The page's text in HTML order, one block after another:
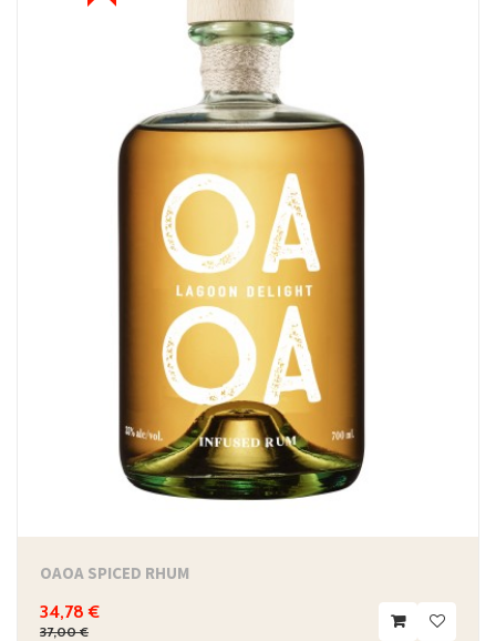
OAOA SPICED RHUM
34,78 €
37,00 €